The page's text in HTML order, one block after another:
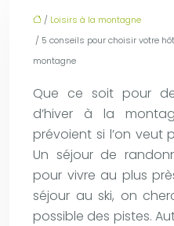
/ Loisirs à la montagne
/ 5 conseils pour choisir votre
montagne
Que ce soit pour
d’hiver à la
prévoient si l’on veut
Un séjour de
pour vivre au plus
séjour au ski, on
possible des pistes.